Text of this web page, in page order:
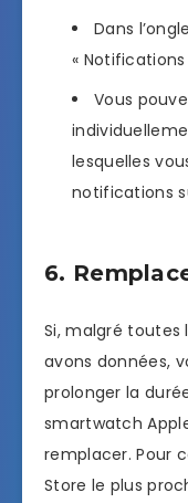
Dans
« Notifications
Vous
lesquelles
notifications
6.
Si, malgré toutes
avons données,
prolonger la
smartwatch
remplacer. Pour
Store le plus